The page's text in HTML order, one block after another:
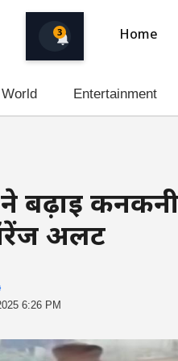
3 Home
World Entertainment
अलर्ट
6:26 PM